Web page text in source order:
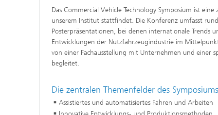
Datenanalyse und Künstliche
Intelligenz
3D
Das Commercial Vehicle Technology Symposium ist
unserem Institut stattfindet. Die Konferenz umfasst
Posterpräsentationen, bei denen internationale Trends
Entwicklungen der Nutzfahrzeugindustrie im
von einer Fachausstellung mit Unternehmen und einer
begleitet.
Die zentralen Themenfelder des
Assistiertes und automatisiertes Fahren und Arbeiten